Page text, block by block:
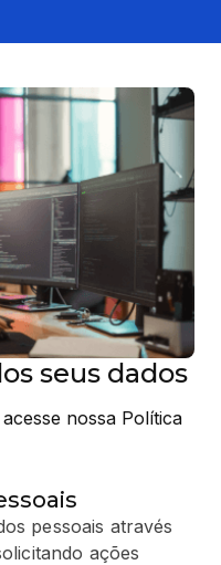
seus dados
nossa Política
pessoais através
ações